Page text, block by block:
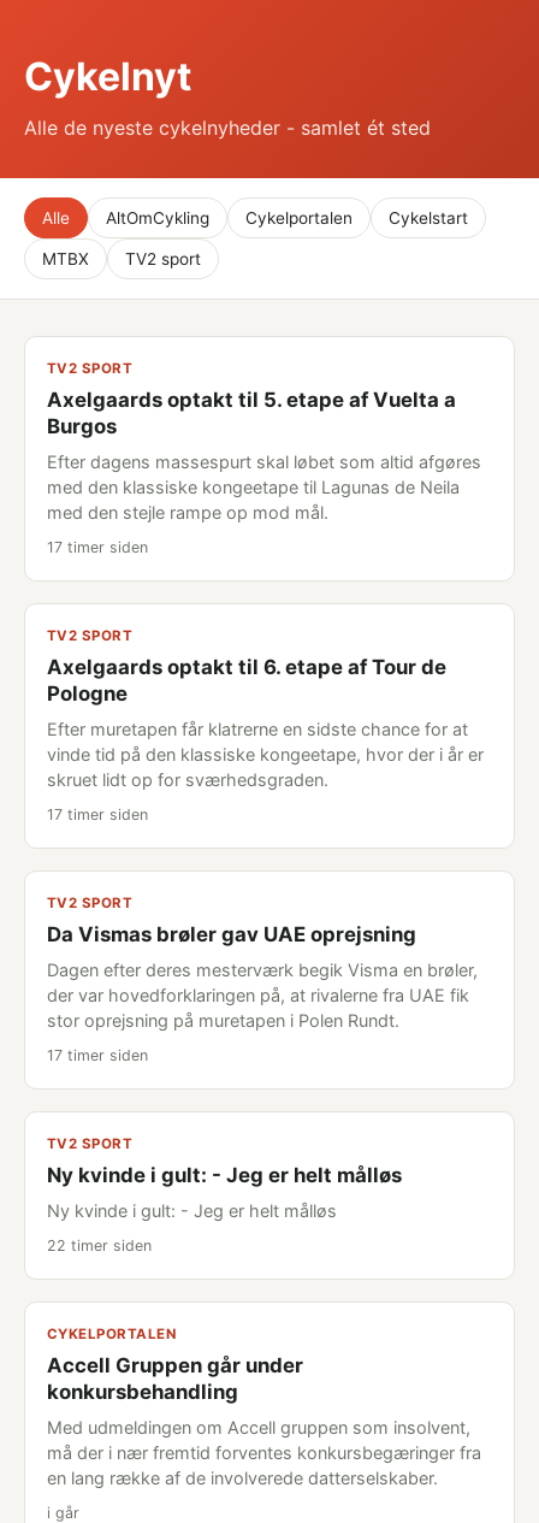
Cykelnyt
Alle de nyeste cykelnyheder - samlet ét sted
Alle AltOmCykling Cykelportalen Cykelstart
MTBX TV2 sport
TV2 SPORT
Axelgaards optakt til 5. etape af Vuelta a
Burgos
Efter dagens massespurt skal løbet som altid afgøres
med den klassiske kongeetape til Lagunas de Neila
med den stejle rampe op mod mål.
17 timer siden
TV2 SPORT
Axelgaards optakt til 6. etape af Tour de
Pologne
Efter muretapen får klatrerne en sidste chance for at
vinde tid på den klassiske kongeetape, hvor der i år er
skruet lidt op for sværhedsgraden.
17 timer siden
TV2 SPORT
Da Vismas brøler gav UAE oprejsning
Dagen efter deres mesterværk begik Visma en brøler,
der var hovedforklaringen på, at rivalerne fra UAE fik
stor oprejsning på muretapen i Polen Rundt.
17 timer siden
TV2 SPORT
Ny kvinde i gult: - Jeg er helt målløs
Ny kvinde i gult: - Jeg er helt målløs
22 timer siden
CYKELPORTALEN
Accell Gruppen går under
konkursbehandling
Med udmeldingen om Accell gruppen som insolvent,
må der i nær fremtid forventes konkursbegæringer fra
en lang række af de involverede datterselskaber.
i går